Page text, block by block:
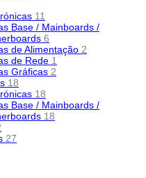
11
Base / Mainboards /
6
de Alimentação 2
de Rede 1
Gráficas 2
18
18
Base / Mainboards /
18
27